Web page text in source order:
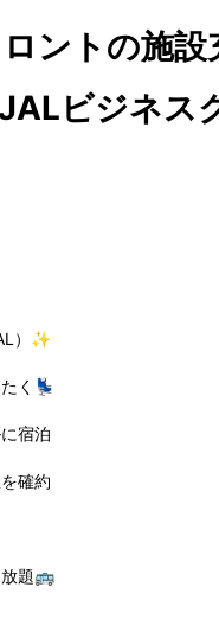
ントの施設
ビジネス
）✨
く💺
宿泊
確約
放題🚌